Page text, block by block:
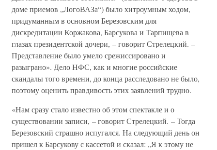
доме приемов „ЛогоВАЗа“) было хитроумным ходом,
придуманным в основном Березовским для
дискредитации Коржакова, Барсукова и Тарпищева в
глазах президентской дочери, – говорит Стрелецкий. –
Представление было умело срежиссировано и
разыграно». Дело НФС, как и многие российские
скандалы того времени, до конца расследовано не было,
поэтому оценить правдивость этих заявлений трудно.
«Нам сразу стало известно об этом спектакле и о
существовании записи, – говорит Стрелецкий. – Тогда
Березовский страшно испугался. На следующий день он
пришел к Барсукову с кассетой и сказал: „Я к этому не